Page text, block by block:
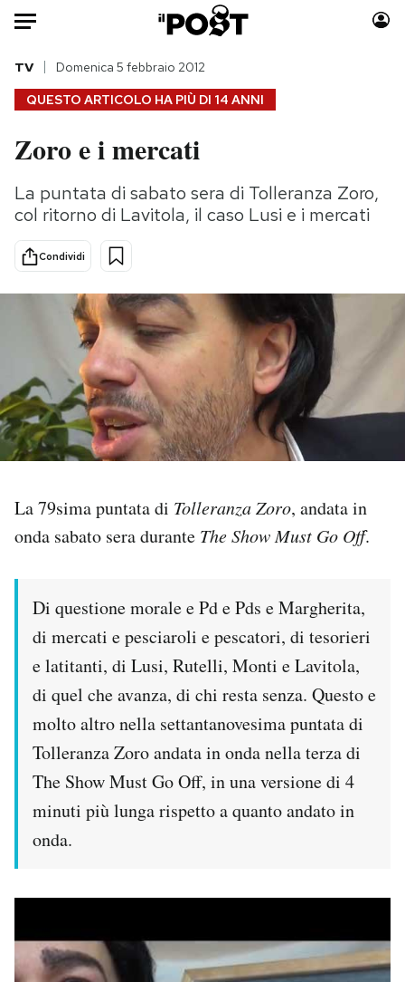
HOME
Italia
Politica
Internet
Cultura
Economia
Sport
Consumismi
Europa
Altrecose
Mondiali calcio 2026
PODCAST
NEWSLETTER
SHOP
CALENDARIO
Area Personale
Newsletter
Notifiche mobile
Regala il Post
Esci
QUESTO ARTICOLO HA PIÙ DI 14 ANNI
TV Domenica 5 febbraio 2012
Zoro e i mercati
La puntata di sabato sera di Tolleranza Zoro,
col ritorno di Lavitola, il caso Lusi e i mercati
Condividi
La 79sima puntata di Tolleranza Zoro, andata in
onda sabato sera durante The Show Must Go Off.
Di questione morale e Pd e Pds e Margherita,
di mercati e pesciaroli e pescatori, di tesorieri
e latitanti, di Lusi, Rutelli, Monti e Lavitola,
di quel che avanza, di chi resta senza. Questo e
molto altro nella settantanovesima puntata di
Tolleranza Zoro andata in onda nella terza di
The Show Must Go Off, in una versione di 4
minuti più lunga rispetto a quanto andato in
onda.